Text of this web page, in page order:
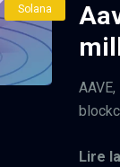
Solana
Lire